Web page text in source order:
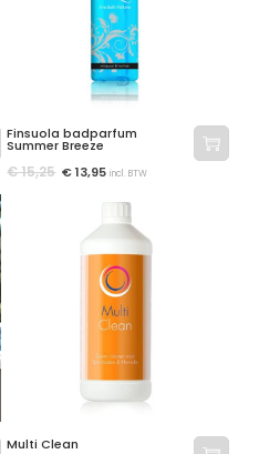
Finsuola badparfum
Summer Breeze
€15,25 €13,95 incl. BTW
Multi Clean